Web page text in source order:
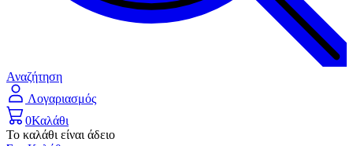
Αναζήτηση
Λογαριασμός
0Καλάθι
Το καλάθι είναι άδειο